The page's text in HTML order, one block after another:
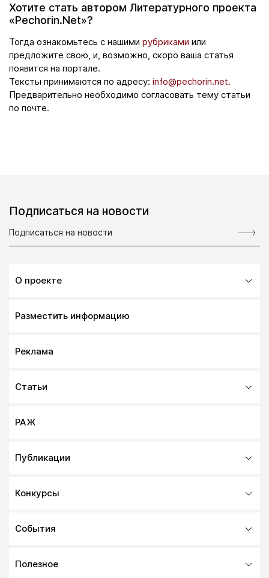
Хотите стать автором Литературного проекта
«Pechorin.Net»?
Тогда ознакомьтесь с нашими рубриками или
предложите свою, и, возможно, скоро ваша статья
появится на портале.
Тексты принимаются по адресу: info@pechorin.net.
Предварительно необходимо согласовать тему статьи
по почте.
Подписаться на новости
О проекте
Разместить информацию
Реклама
Статьи
РАЖ
Публикации
Конкурсы
События
Полезное